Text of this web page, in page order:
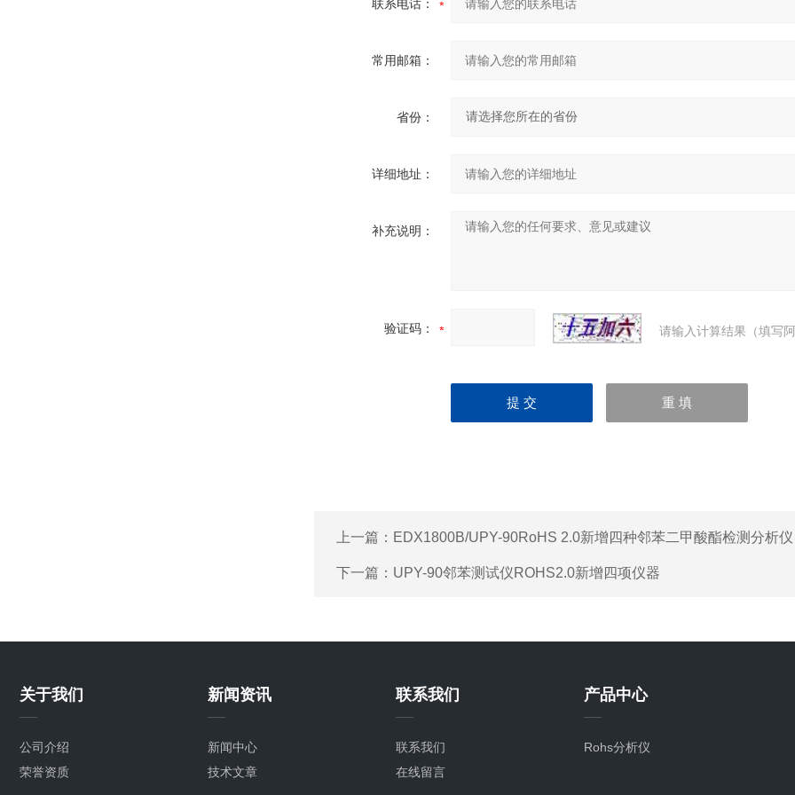
联系电话：
常用邮箱：
省份：
详细地址：
补充说明：
验证码： 请输入计算结果（填写
上一篇： EDX1800B/UPY-90RoHS 2.0新增四种邻苯二甲酸酯检测分析仪
下一篇： UPY-90邻苯测试仪ROHS2.0新增四项仪器
关于我们
公司介绍
荣誉资质
新闻资讯
新闻中心
技术文章
联系我们
联系我们
在线留言
产品中心
Rohs分析仪